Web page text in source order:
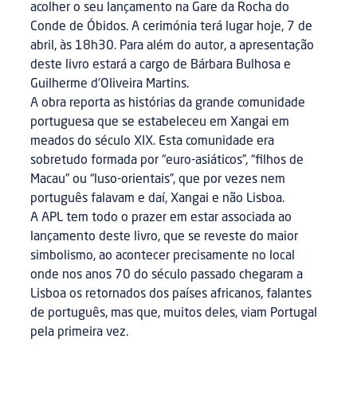
acolher o seu lançamento na Gare da Rocha do
Conde de Óbidos. A cerimónia terá lugar hoje, 7 de
abril, às 18h30. Para além do autor, a apresentação
deste livro estará a cargo de Bárbara Bulhosa e
Guilherme d’Oliveira Martins.
A obra reporta as histórias da grande comunidade
portuguesa que se estabeleceu em Xangai em
meados do século XIX. Esta comunidade era
sobretudo formada por “euro-asiáticos”, “filhos de
Macau” ou “luso-orientais”, que por vezes nem
português falavam e daí, Xangai e não Lisboa.
A APL tem todo o prazer em estar associada ao
lançamento deste livro, que se reveste do maior
simbolismo, ao acontecer precisamente no local
onde nos anos 70 do século passado chegaram a
Lisboa os retornados dos países africanos, falantes
de português, mas que, muitos deles, viam Portugal
pela primeira vez.